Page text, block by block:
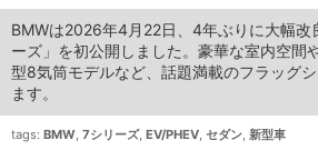
BMWは2026年4月22日、4年ぶりに大幅改
ーズ」を初公開しました。豪華な室内空間
型8気筒モデルなど、話題満載のフラッグ
ます。
tags: BMW, 7シリーズ, EV/PHEV, セダン, 新型車